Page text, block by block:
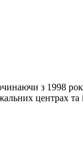
з 1998
центрах та